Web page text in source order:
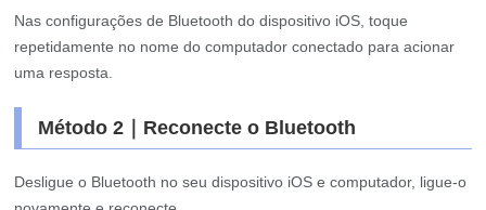
Nas configurações de Bluetooth do dispositivo iOS, toque
repetidamente no nome do computador conectado para acionar
uma resposta.
Método 2｜Reconecte o Bluetooth
Desligue o Bluetooth no seu dispositivo iOS e computador, ligue-o